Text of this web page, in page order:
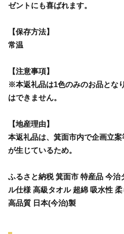
ゼントにも喜ばれます。
【保存方法】
常温
【注意事項】
※本返礼品は1色のみのお品とな
はできません。
【地産理由】
本返礼品は、箕面市内で企画立
が生じているため。
ふるさと納税 箕面市 特産品 今
ル仕様 高級タオル 超綿 吸水性
高品質 日本(今治)製